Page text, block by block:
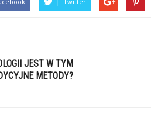
JEST W TYM
METODY?